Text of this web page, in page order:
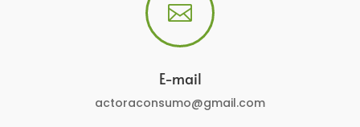

E-mail
actoraconsumo@gmail.com